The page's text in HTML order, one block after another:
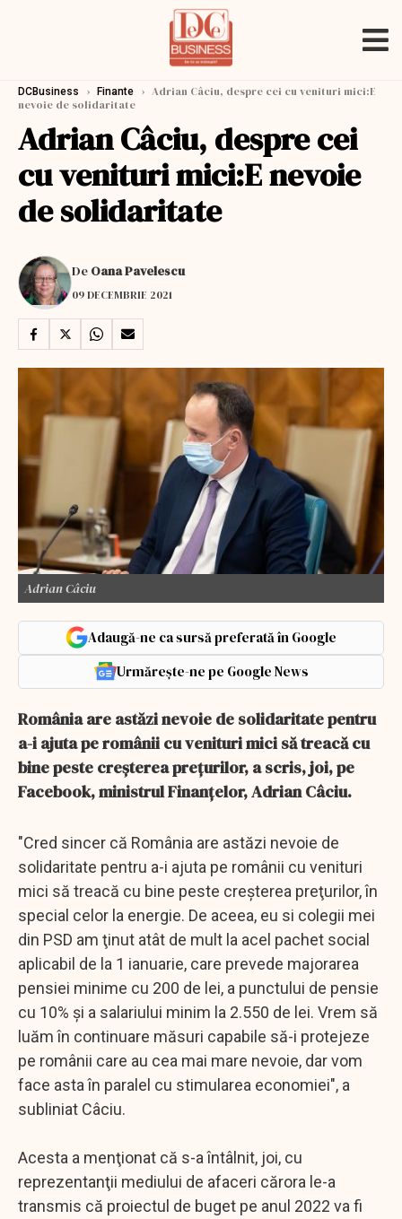
DCBusiness › Finante › Adrian Câciu, despre cei cu venituri mici:E
nevoie de solidaritate
Adrian Câciu, despre cei
cu venituri mici:E nevoie
de solidaritate
De Oana Pavelescu
09 DECEMBRIE 2021
Adrian Câciu
Adaugă-ne ca sursă preferată în Google
Urmărește-ne pe Google News
România are astăzi nevoie de solidaritate pentru
a-i ajuta pe românii cu venituri mici să treacă cu
bine peste creşterea preţurilor, a scris, joi, pe
Facebook, ministrul Finanţelor, Adrian Câciu.
"Cred sincer că România are astăzi nevoie de
solidaritate pentru a-i ajuta pe românii cu venituri
mici să treacă cu bine peste creşterea preţurilor, în
special celor la energie. De aceea, eu si colegii mei
din PSD am ţinut atât de mult la acel pachet social
aplicabil de la 1 ianuarie, care prevede majorarea
pensiei minime cu 200 de lei, a punctului de pensie
cu 10% şi a salariului minim la 2.550 de lei. Vrem să
luăm în continuare măsuri capabile să-i protejeze
pe românii care au cea mai mare nevoie, dar vom
face asta în paralel cu stimularea economiei", a
subliniat Câciu.
Acesta a menţionat că s-a întâlnit, joi, cu
reprezentanţii mediului de afaceri cărora le-a
transmis că proiectul de buget pe anul 2022 va fi